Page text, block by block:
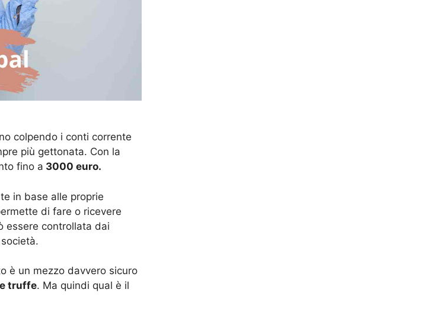
colpendo i conti corrente
più gettonata. Con la
fino a 3000 euro.
in base alle proprie
di fare o ricevere
essere controllata dai
è un mezzo davvero sicuro
truffe. Ma quindi qual è il